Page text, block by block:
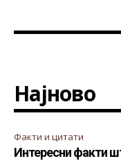
Најново
Факти и цитати
Интересни факти